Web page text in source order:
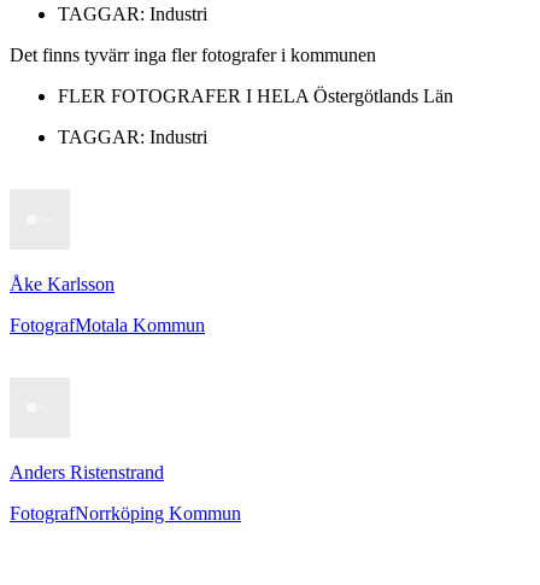
TAGGAR: Industri
Det finns tyvärr inga fler fotografer i kommunen
FLER FOTOGRAFER I HELA Östergötlands Län
TAGGAR: Industri
Åke Karlsson
FotografMotala Kommun
Anders Ristenstrand
FotografNorrköping Kommun